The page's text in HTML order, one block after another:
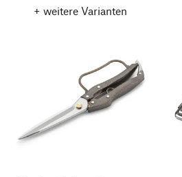
+ weitere Varianten